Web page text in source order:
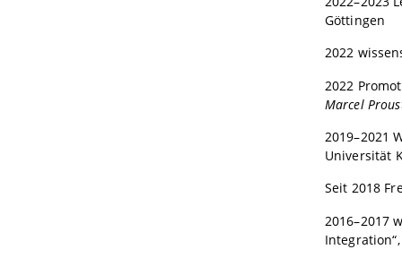
Göttingen
2022
2022
Marcel
2019–2021
Universität
Seit 2018
2016–2017